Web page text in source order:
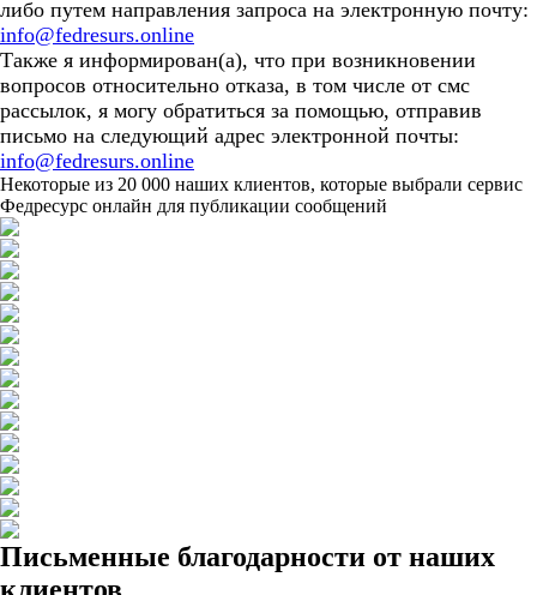
либо путем направления запроса на электронную почту:
info@fedresurs.online
Также я информирован(а), что при возникновении
вопросов относительно отказа, в том числе от смс
рассылок, я могу обратиться за помощью, отправив
письмо на следующий адрес электронной почты:
info@fedresurs.online
Некоторые из 20 000 наших клиентов, которые выбрали сервис
Федресурс онлайн для публикации сообщений
Письменные благодарности от наших